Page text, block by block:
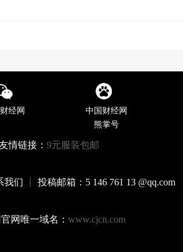
经网
中国财经网
熊掌号
情链接： 9元服装包邮
我们 ┊ 投稿邮箱：5 146 761 13 @qq.com
网唯一域名： www.cjcn.com